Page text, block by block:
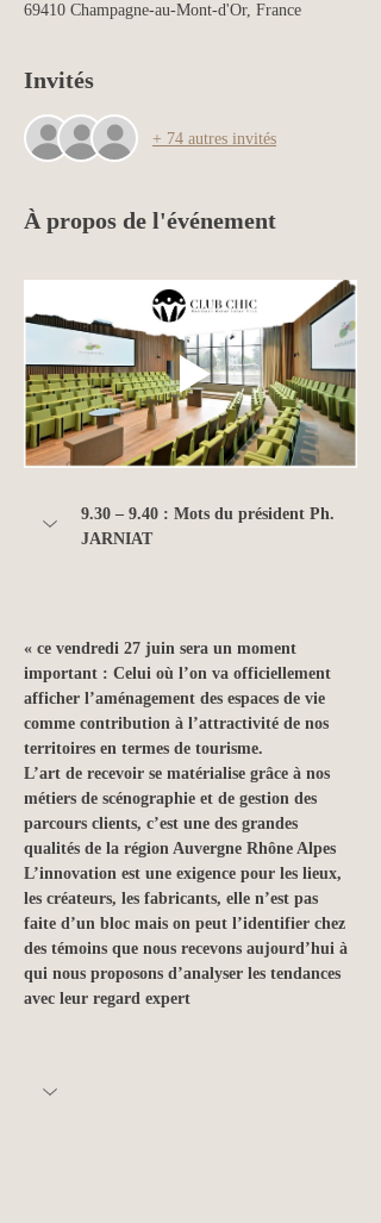
69410 Champagne-au-Mont-d'Or, France
Invités
+ 74 autres invités
À propos de l'événement
9.30 – 9.40 : Mots du président Ph.
JARNIAT
« ce vendredi 27 juin sera un moment
important : Celui où l’on va officiellement
afficher l’aménagement des espaces de vie
comme contribution à l’attractivité de nos
territoires en termes de tourisme.
L’art de recevoir se matérialise grâce à nos
métiers de scénographie et de gestion des
parcours clients, c’est une des grandes
qualités de la région Auvergne Rhône Alpes
L’innovation est une exigence pour les lieux,
les créateurs, les fabricants, elle n’est pas
faite d’un bloc mais on peut l’identifier chez
des témoins que nous recevons aujourd’hui à
qui nous proposons d’analyser les tendances
avec leur regard expert